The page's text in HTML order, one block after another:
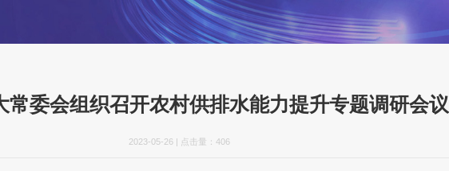
常委会组织召开农村供排水能力提升专题调研会议
2023-05-26 | 点击量： 406